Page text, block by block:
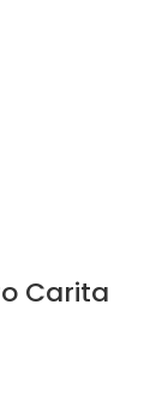
Carita